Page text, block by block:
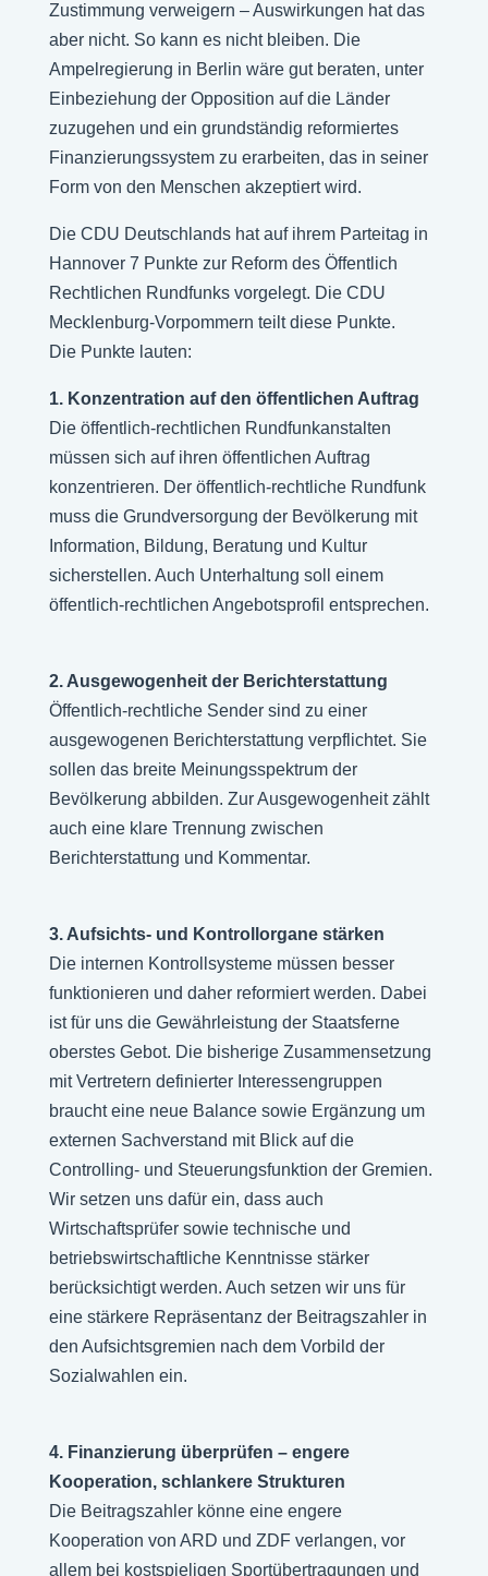
Zustimmung verweigern – Auswirkungen hat das
aber nicht. So kann es nicht bleiben. Die
Ampelregierung in Berlin wäre gut beraten, unter
Einbeziehung der Opposition auf die Länder
zuzugehen und ein grundständig reformiertes
Finanzierungssystem zu erarbeiten, das in seiner
Form von den Menschen akzeptiert wird.
Die CDU Deutschlands hat auf ihrem Parteitag in
Hannover 7 Punkte zur Reform des Öffentlich
Rechtlichen Rundfunks vorgelegt. Die CDU
Mecklenburg-Vorpommern teilt diese Punkte.
Die Punkte lauten:
1. Konzentration auf den öffentlichen Auftrag
Die öffentlich-rechtlichen Rundfunkanstalten
müssen sich auf ihren öffentlichen Auftrag
konzentrieren. Der öffentlich-rechtliche Rundfunk
muss die Grundversorgung der Bevölkerung mit
Information, Bildung, Beratung und Kultur
sicherstellen. Auch Unterhaltung soll einem
öffentlich-rechtlichen Angebotsprofil entsprechen.
2. Ausgewogenheit der Berichterstattung
Öffentlich-rechtliche Sender sind zu einer
ausgewogenen Berichterstattung verpflichtet. Sie
sollen das breite Meinungsspektrum der
Bevölkerung abbilden. Zur Ausgewogenheit zählt
auch eine klare Trennung zwischen
Berichterstattung und Kommentar.
3. Aufsichts- und Kontrollorgane stärken
Die internen Kontrollsysteme müssen besser
funktionieren und daher reformiert werden. Dabei
ist für uns die Gewährleistung der Staatsferne
oberstes Gebot. Die bisherige Zusammensetzung
mit Vertretern definierter Interessengruppen
braucht eine neue Balance sowie Ergänzung um
externen Sachverstand mit Blick auf die
Controlling- und Steuerungsfunktion der Gremien.
Wir setzen uns dafür ein, dass auch
Wirtschaftsprüfer sowie technische und
betriebswirtschaftliche Kenntnisse stärker
berücksichtigt werden. Auch setzen wir uns für
eine stärkere Repräsentanz der Beitragszahler in
den Aufsichtsgremien nach dem Vorbild der
Sozialwahlen ein.
4. Finanzierung überprüfen – engere
Kooperation, schlankere Strukturen
Die Beitragszahler könne eine engere
Kooperation von ARD und ZDF verlangen, vor
allem bei kostspieligen Sportübertragungen und